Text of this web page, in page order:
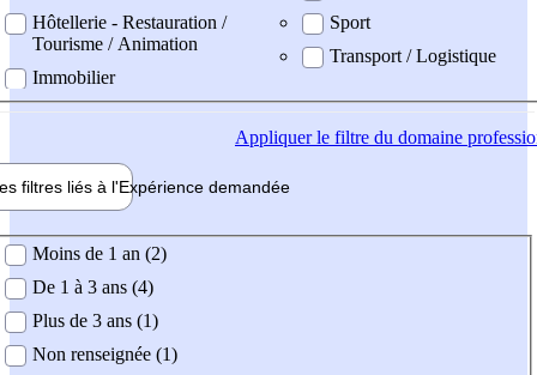
Hôtellerie - Restauration /
Tourisme / Animation
Immobilier
Sport
Transport / Logistique
Appliquerle filtre du domaine
filtres liés à l'Expérience demandée
demandée
Moins de 1 an (2)
De 1 à 3 ans (4)
Plus de 3 ans (1)
Non renseignée (1)